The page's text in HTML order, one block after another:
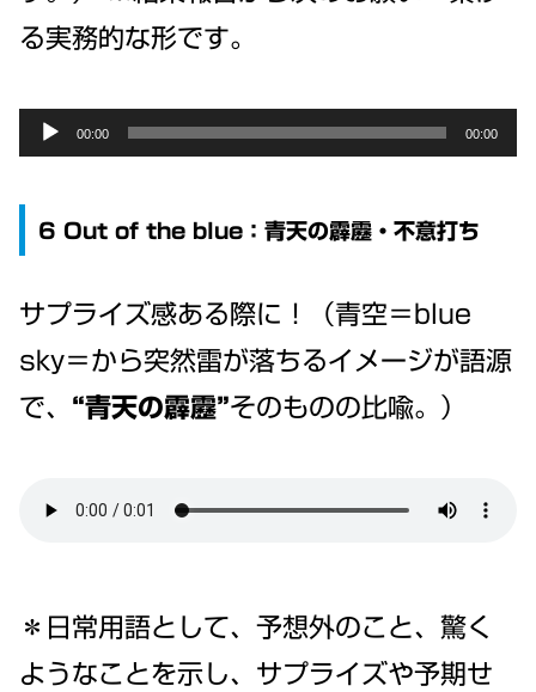
る実務的な形です。
Audio
00:00 00:00
6 Out of the blue：青天の霹靂・不意打ち
サプライズ感ある際に！（青空＝blue
sky＝から突然雷が落ちるイメージが語源
で、 “青天の霹靂”そのものの比喩。）
＊日常用語として、予想外のこと、驚く
ようなことを示し、サプライズや予期せ